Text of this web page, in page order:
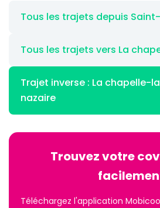
Tous les trajets depuis
Tous les trajets vers La
Trajet inverse : La chapelle-
nazaire
Trouvez votre
Téléchargez l'application